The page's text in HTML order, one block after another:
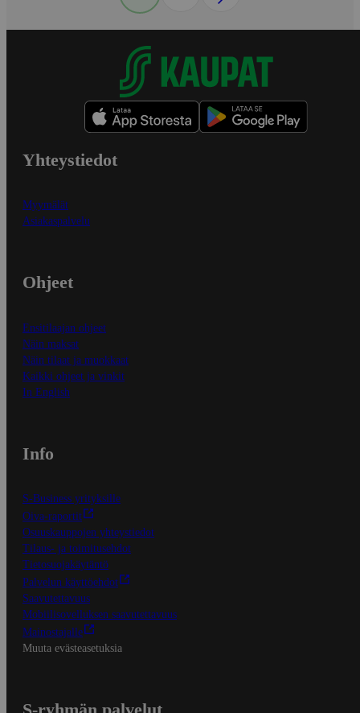
Yhteystiedot
Myymälät
Asiakaspalvelu
Ohjeet
Ensitilaajan ohjeet
Näin maksat
Näin tilaat ja muokkaat
Kaikki ohjeet ja vinkit
In English
Info
S-Business yrityksille
Oiva-raportit
Osuuskauppojen yhteystiedot
Tilaus- ja toimitusehdot
Tietosuojakäytäntö
Palvelun käyttöehdot
Saavutettavuus
Mobiilisovelluksen saavutettavuus
Mainostajalle
Muuta evästeasetuksia